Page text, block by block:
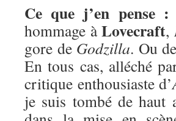
Ce que j’en pense :
hommage àLovecraft,
gore de Godzilla. Ou de
En tous cas, alléché
critique enthousiaste d’
je suis tombé de haut